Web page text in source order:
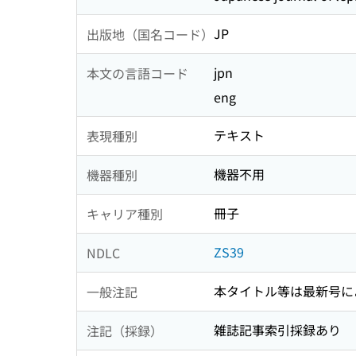
出版地（国名コード） JP
本文の言語コード
jpn
eng
表現種別 テキスト
機器種別 機器不用
キャリア種別 冊子
NDLC ZS39
一般注記 本タイトル等は最新号
注記（採録） 雑誌記事索引採録あり